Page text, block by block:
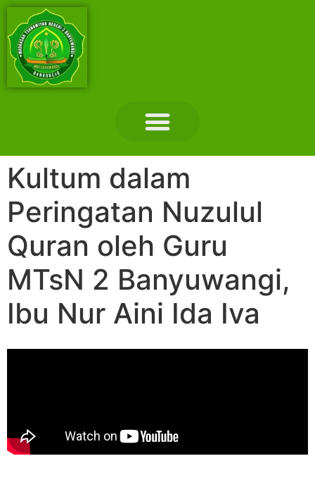
Kultum dalam
Peringatan Nuzulul
Quran oleh Guru
MTsN 2 Banyuwangi,
Ibu Nur Aini Ida Iva